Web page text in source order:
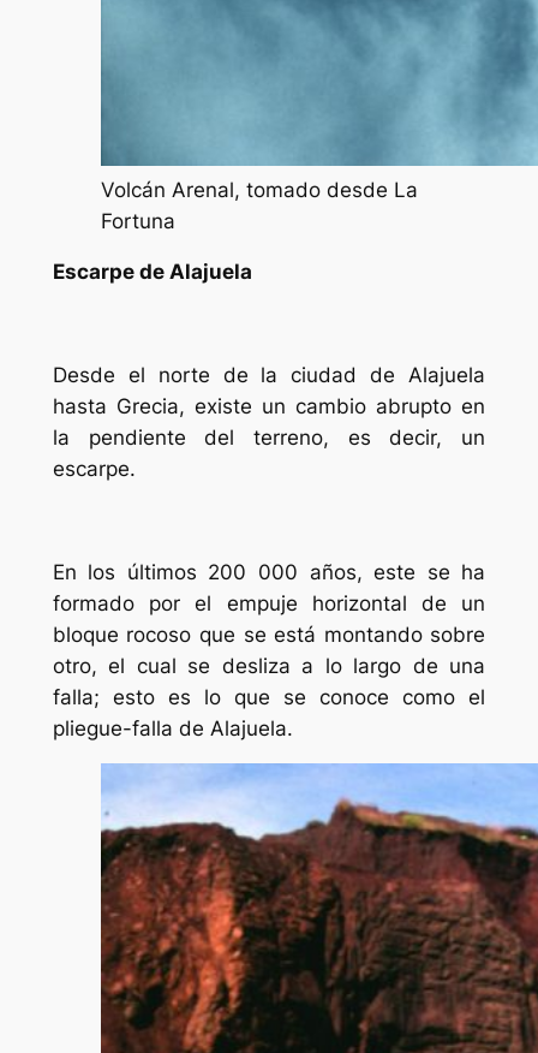
Volcán Arenal, tomado desde La
Fortuna
Escarpe de Alajuela
Desde el norte de la ciudad de Alajuela
hasta Grecia, existe un cambio abrupto en
la pendiente del terreno, es decir, un
escarpe.
En los últimos 200 000 años, este se ha
formado por el empuje horizontal de un
bloque rocoso que se está montando sobre
otro, el cual se desliza a lo largo de una
falla; esto es lo que se conoce como el
pliegue-falla de Alajuela.